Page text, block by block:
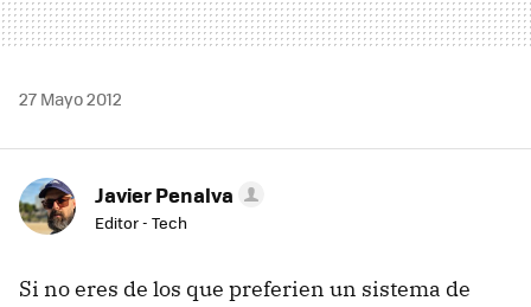
27 Mayo 2012
Javier Penalva
Editor - Tech
Si no eres de los que preferien un sistema de